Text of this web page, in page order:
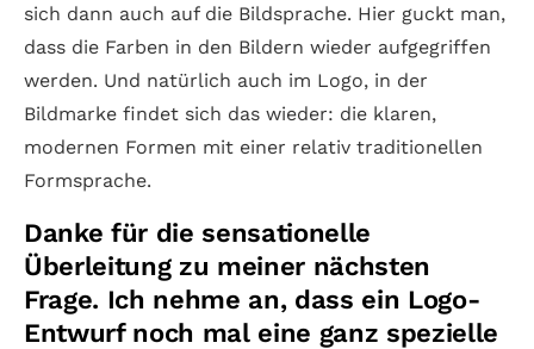
sich dann auch auf die Bildsprache. Hier guckt man,
dass die Farben in den Bildern wieder aufgegriffen
werden. Und natürlich auch im Logo, in der
Bildmarke findet sich das wieder: die klaren,
modernen Formen mit einer relativ traditionellen
Formsprache.
Danke für die sensationelle
Überleitung zu meiner nächsten
Frage. Ich nehme an, dass ein Logo-
Entwurf noch mal eine ganz spezielle